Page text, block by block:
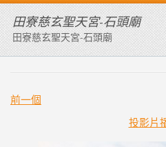
田寮慈玄聖天宮-石頭廟
田寮慈玄聖天宮-石頭廟
前一個
投影片